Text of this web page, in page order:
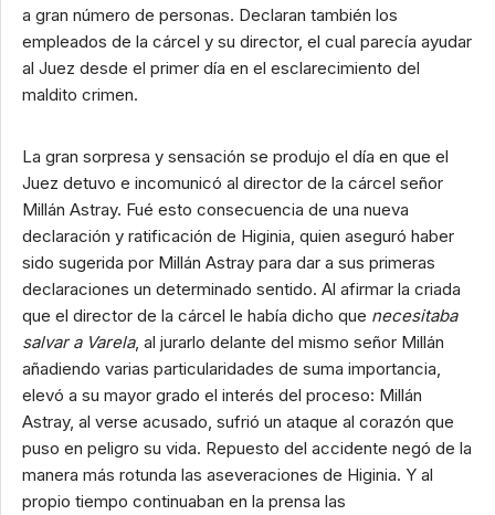
a gran número de personas. Declaran también los
empleados de la cárcel y su director, el cual parecía ayudar
al Juez desde el primer día en el esclarecimiento del
maldito crimen.
La gran sorpresa y sensación se produjo el día en que el
Juez detuvo e incomunicó al director de la cárcel señor
Millán Astray. Fué esto consecuencia de una nueva
declaración y ratificación de Higinia, quien aseguró haber
sido sugerida por Millán Astray para dar a sus primeras
declaraciones un determinado sentido. Al afirmar la criada
que el director de la cárcel le había dicho que necesitaba
salvar a Varela, al jurarlo delante del mismo señor Millán
añadiendo varias particularidades de suma importancia,
elevó a su mayor grado el interés del proceso: Millán
Astray, al verse acusado, sufrió un ataque al corazón que
puso en peligro su vida. Repuesto del accidente negó de la
manera más rotunda las aseveraciones de Higinia. Y al
propio tiempo continuaban en la prensa las